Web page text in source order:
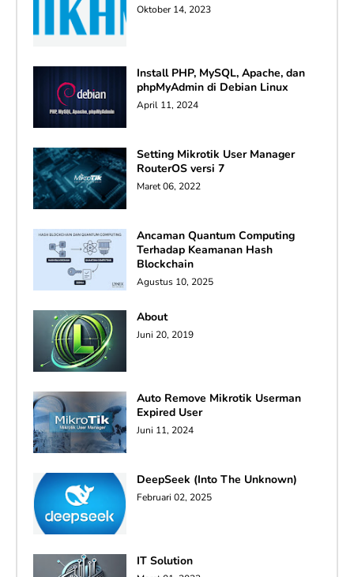
Oktober 14, 2023
Install PHP, MySQL, Apache, dan
phpMyAdmin di Debian Linux
April 11, 2024
Setting Mikrotik User Manager
RouterOS versi 7
Maret 06, 2022
Ancaman Quantum Computing
Terhadap Keamanan Hash
Blockchain
Agustus 10, 2025
About
Juni 20, 2019
Auto Remove Mikrotik Userman
Expired User
Juni 11, 2024
DeepSeek (Into The Unknown)
Februari 02, 2025
IT Solution